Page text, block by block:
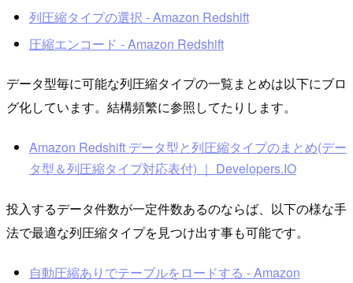
列圧縮タイプの選択 - Amazon Redshift
圧縮エンコード - Amazon Redshift
データ型毎に可能な列圧縮タイプの一覧まとめは以下にブロ
グ化しています。結構頻繁に参照してたりします。
Amazon Redshift データ型と列圧縮タイプのまとめ(デー
タ型＆列圧縮タイプ対応表付) ｜ Developers.IO
投入するデータ件数が一定件数あるのならば、以下の様な手
法で最適な列圧縮タイプを見つけ出す事も可能です。
自動圧縮ありでテーブルをロードする - Amazon